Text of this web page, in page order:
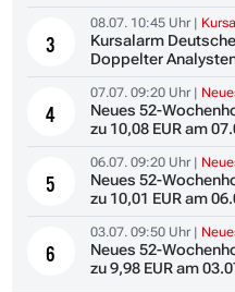
3
08.07. 10:45 Uhr |
Kursalarm
Doppelter
4
07.07. 09:20 Uhr |
Neues 52-
zu 10,08 EUR am
5
06.07. 09:20 Uhr |
Neues 52-
zu 10,01 EUR am
6
03.07. 09:50 Uhr |
Neues 52-
zu 9,98 EUR am